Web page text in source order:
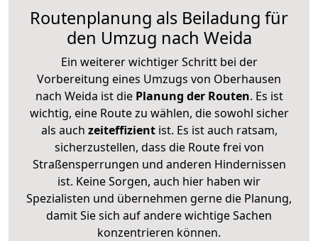
Routenplanung als Beiladung für
den Umzug nach Weida
Ein weiterer wichtiger Schritt bei der
Vorbereitung eines Umzugs von Oberhausen
nach Weida ist diePlanung der Routen. Es ist
wichtig, eine Route zu wählen, die sowohl sicher
als auch zeiteffizientist. Es ist auch ratsam,
sicherzustellen, dass die Route frei von
Straßensperrungen und anderen Hindernissen
ist. Keine Sorgen, auch hier haben wir
Spezialisten und übernehmen gerne die Planung,
damit Sie sich auf andere wichtige Sachen
konzentrieren können.